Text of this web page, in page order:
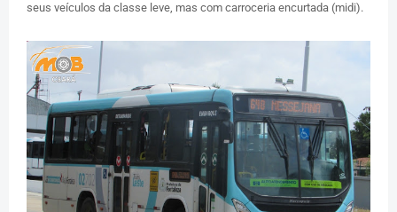
seus veículos da classe leve, mas com carroceria encurtada (midi).